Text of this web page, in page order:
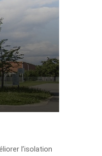
l’isolation